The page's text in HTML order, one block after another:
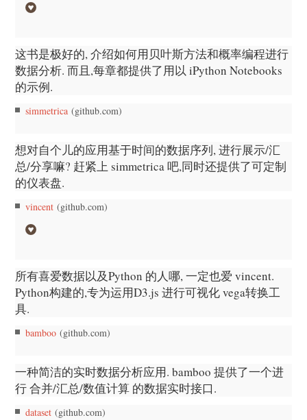
这书是极好的, 介绍如何用贝叶斯方法和概率编程进行
数据分析. 而且,每章都提供了用以 iPython Notebooks
的示例.
simmetrica (github.com)
想对自个儿的应用基于时间的数据序列, 进行展示/汇
总/分享嘛? 赶紧上 simmetrica 吧,同时还提供了可定制
的仪表盘.
vincent (github.com)
所有喜爱数据以及Python 的人哪, 一定也爱 vincent.
Python构建的,专为运用D3.js 进行可视化 vega转换工
具.
bamboo (github.com)
一种简洁的实时数据分析应用. bamboo 提供了一个进
行 合并/汇总/数值计算 的数据实时接口.
dataset (github.com)